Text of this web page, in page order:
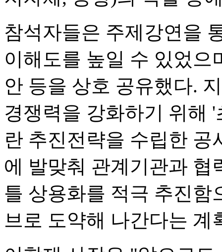
참석자들은 주제강연을
이해도를 높일 수 있었
안 등을 상호 공유했다.
경쟁력을 강화하기 위해
란 추진전략을 수립한
에 발맞춰 관계기관과
틀 상용화를 적극 추진
브로 도약해 나간다는 계